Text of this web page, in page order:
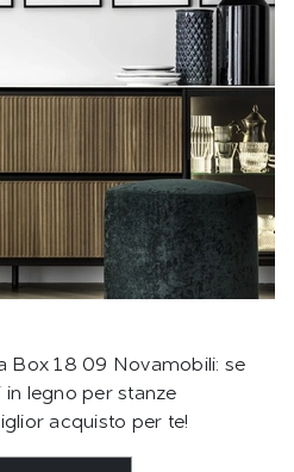
Box 18 09 Novamobili: se
legno per stanze
acquisto per te!